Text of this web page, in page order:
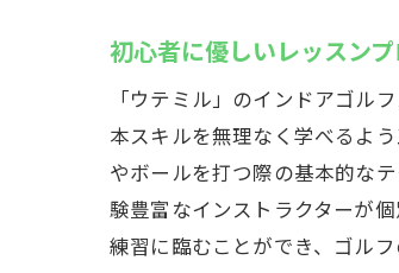
初心者に優しいレッスン
「ウテミル」のインドアゴル
本スキルを無理なく学べるよ
やボールを打つ際の基本的な
験豊富なインストラクターが
練習に臨むことができ、ゴル